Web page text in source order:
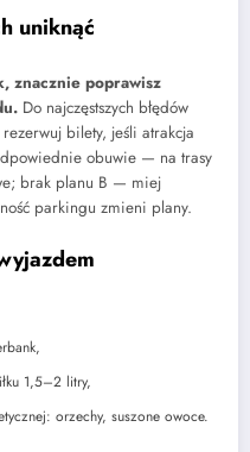
uniknąć
znacznie poprawisz
Do najczęstszych błędów
bilety, jeśli atrakcja
obuwie — na trasy
brak planu B — miej
parkingu zmieni plany.
1,5–2 litry,
orzechy, suszone owoce.